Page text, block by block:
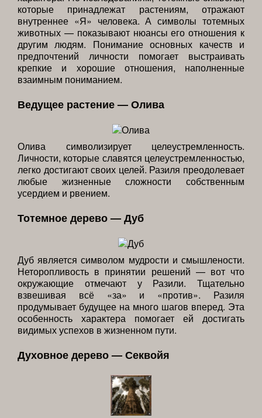
которые принадлежат растениям, отражают
внутреннее «Я» человека. А символы тотемных
животных — показывают нюансы его отношения к
другим людям. Понимание основных качеств и
предпочтений личности помогает выстраивать
крепкие и хорошие отношения, наполненные
взаимным пониманием.
Ведущее растение — Олива
Олива символизирует целеустремленность.
Личности, которые славятся целеустремленностью,
легко достигают своих целей. Разиля преодолевает
любые жизненные сложности собственным
усердием и рвением.
Тотемное дерево — Дуб
Дуб является символом мудрости и смышлености.
Неторопливость в принятии решений — вот что
окружающие отмечают у Разили. Тщательно
взвешивая всё «за» и «против». Разиля
продумывает будущее на много шагов вперед. Эта
особенность характера помогает ей достигать
видимых успехов в жизненном пути.
Духовное дерево — Секвойя